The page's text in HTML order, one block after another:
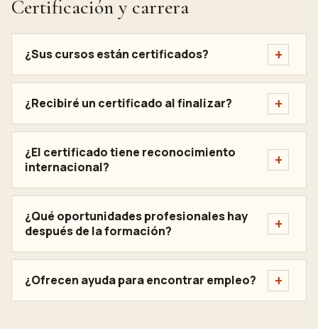
Certificación y carrera
¿Sus cursos están certificados?
¿Recibiré un certificado al finalizar?
¿El certificado tiene reconocimiento
internacional?
¿Qué oportunidades profesionales hay
después de la formación?
¿Ofrecen ayuda para encontrar empleo?